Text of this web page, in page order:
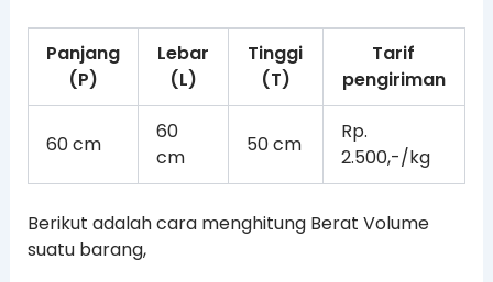
Panjang
(P)
Lebar
(L)
Tinggi
(T)
Tarif
pengiriman
60 cm
60
cm
50 cm
Rp.
2.500,-/kg
Berikut adalah cara menghitung Berat Volume
suatu barang,